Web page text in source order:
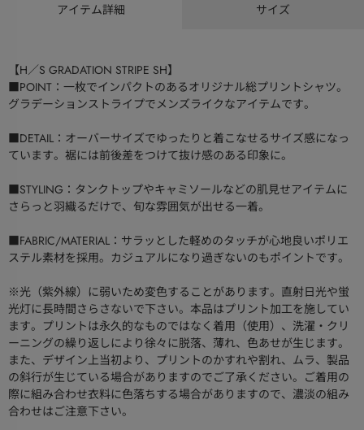
アイテム詳細 サイズ
【H／S GRADATION STRIPE SH】
■POINT：一枚でインパクトのあるオリジナル総プリントシャツ。
グラデーションストライプでメンズライクなアイテムです。
■DETAIL：オーバーサイズでゆったりと着こなせるサイズ感になっ
ています。裾には前後差をつけて抜け感のある印象に。
■STYLING：タンクトップやキャミソールなどの肌見せアイテムに
さらっと羽織るだけで、旬な雰囲気が出せる一着。
■FABRIC/MATERIAL：サラッとした軽めのタッチが心地良いポリエ
ステル素材を採用。カジュアルになり過ぎないのもポイントです。
※光（紫外線）に弱いため変色することがあります。直射日光や蛍
光灯に長時間さらさないで下さい。本品はプリント加工を施してい
ます。プリントは永久的なものではなく着用（使用）、洗濯・クリ
ーニングの繰り返しにより徐々に脱落、薄れ、色あせが生じます。
また、デザイン上当初より、プリントのかすれや割れ、ムラ、製品
の斜行が生じている場合がありますのでご了承ください。ご着用の
際に組み合わせ衣料に色落ちする場合がありますので、濃淡の組み
合わせはご注意下さい。